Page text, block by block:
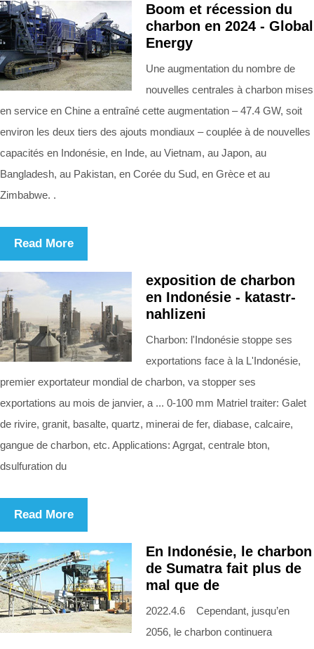
Boom et récession du
charbon en 2024 - Global
Energy
Une augmentation du nombre de
nouvelles centrales à charbon mises
en service en Chine a entraîné cette augmentation – 47.4 GW, soit
environ les deux tiers des ajouts mondiaux – couplée à de nouvelles
capacités en Indonésie, en Inde, au Vietnam, au Japon, au
Bangladesh, au Pakistan, en Corée du Sud, en Grèce et au
Zimbabwe. .
Read More
exposition de charbon
en Indonésie - katastr-
nahlizeni
Charbon: l'Indonésie stoppe ses
exportations face à la L'Indonésie,
premier exportateur mondial de charbon, va stopper ses
exportations au mois de janvier, a ... 0-100 mm Matriel traiter: Galet
de rivire, granit, basalte, quartz, minerai de fer, diabase, calcaire,
gangue de charbon, etc. Applications: Agrgat, centrale bton,
dsulfuration du
Read More
En Indonésie, le charbon
de Sumatra fait plus de
mal que de
2022.4.6 Cependant, jusqu’en
2056, le charbon continuera